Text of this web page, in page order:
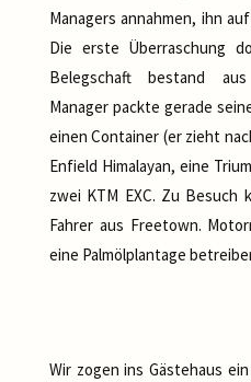
Managers annahmen, ihn
Die erste Überraschung
Belegschaft bestand
Manager packte gerade
einen Container (er zieht
Enfield Himalayan, eine
zwei KTM EXC. Zu Besuch
Fahrer aus Freetown.
eine Palmölplantage
Wir zogen ins Gästehaus